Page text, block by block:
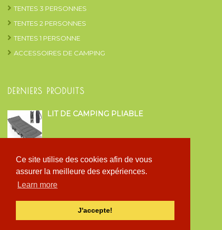
Ce site utilise des cookies afin de vous
assurer la meilleure des expériences.
Learn more
J'accepte!
TENTES 3 PERSONNES
TENTES 2 PERSONNES
TENTES 1 PERSONNE
ACCESSOIRES DE CAMPING
DERNIERS PRODUITS
LIT DE CAMPING PLIABLE
TENTE CLOCHE FAMILIAL STYLE
TENTE ARRIÈRE CAMPING CAR ET VAN